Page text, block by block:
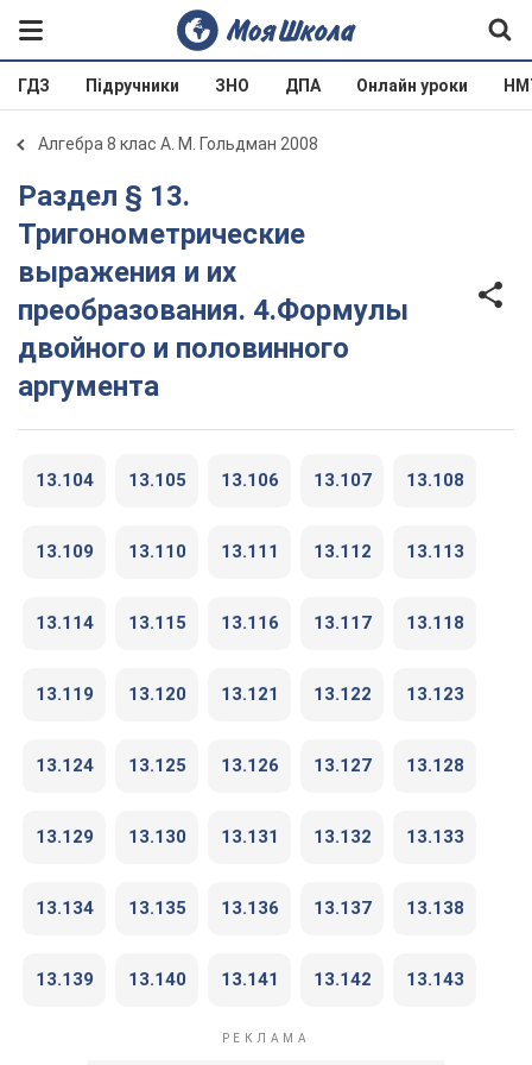
ГДЗ Підручники ЗНО ДПА Онлайн уроки
Алгебра 8 клас А. М. Гольдман 2008
Раздел § 13.
Тригонометрические
выражения и их
преобразования. 4.Формулы
двойного и половинного
аргумента
13.104 13.105 13.106 13.107 13.108
13.109 13.110 13.111 13.112 13.113
13.114 13.115 13.116 13.117 13.118
13.119 13.120 13.121 13.122 13.123
13.124 13.125 13.126 13.127 13.128
13.129 13.130 13.131 13.132 13.133
13.134 13.135 13.136 13.137 13.138
13.139 13.140 13.141 13.142 13.143